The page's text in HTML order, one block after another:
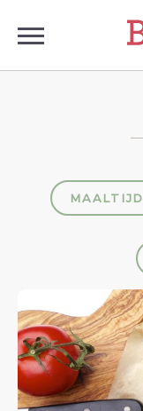
MAALTIJD